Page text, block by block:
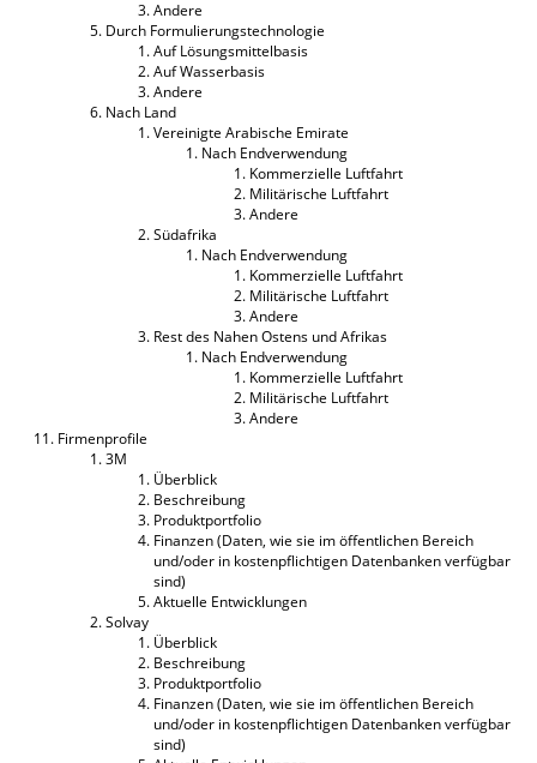
Andere
Durch Formulierungstechnologie
Auf Lösungsmittelbasis
Auf Wasserbasis
Andere
Nach Land
Vereinigte Arabische Emirate
Nach Endverwendung
Kommerzielle Luftfahrt
Militärische Luftfahrt
Andere
Südafrika
Nach Endverwendung
Kommerzielle Luftfahrt
Militärische Luftfahrt
Andere
Rest des Nahen Ostens und Afrikas
Nach Endverwendung
Kommerzielle Luftfahrt
Militärische Luftfahrt
Andere
Firmenprofile
3M
Überblick
Beschreibung
Produktportfolio
Finanzen (Daten, wie sie im öffentlichen Bereich
und/oder in kostenpflichtigen Datenbanken verfügbar
sind)
Aktuelle Entwicklungen
Solvay
Überblick
Beschreibung
Produktportfolio
Finanzen (Daten, wie sie im öffentlichen Bereich
und/oder in kostenpflichtigen Datenbanken verfügbar
sind)